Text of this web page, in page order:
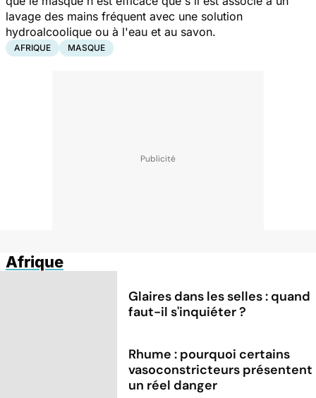
lavage des mains fréquent avec une solution
hydroalcoolique ou à l'eau et au savon.
AFRIQUE MASQUE
Afrique
Glaires dans les selles : quand
faut-il s'inquiéter ?
Rhume : pourquoi certains
vasoconstricteurs présentent
un réel danger